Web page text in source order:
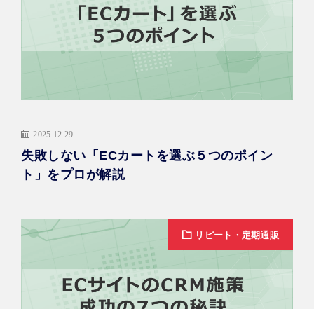
2025.12.29
失敗しない「ECカートを選ぶ５つのポイン
ト」をプロが解説
リピート・定期通販